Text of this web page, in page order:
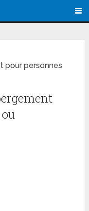
pour personnes